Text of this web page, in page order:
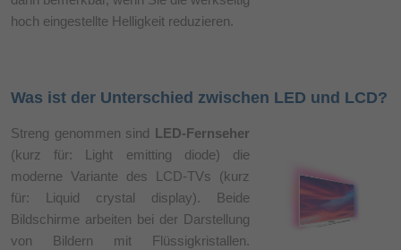
hoch eingestellte Helligkeit reduzieren.
Was ist der Unterschied zwischen LED und LCD?
Streng genommen sind LED-Fernseher
(kurz für: Light emitting diode) die
moderne Variante des LCD-TVs (kurz
für: Liquid crystal display). Beide
Bildschirme arbeiten bei der Darstellung
von Bildern mit Flüssigkristallen.